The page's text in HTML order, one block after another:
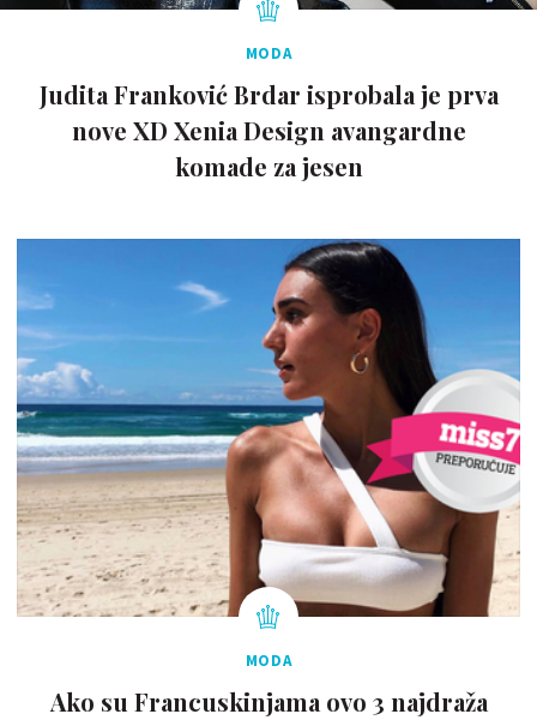
MODA
Judita Franković Brdar isprobala je prva
nove XD Xenia Design avangardne
komade za jesen
MODA
Ako su Francuskinjama ovo 3 najdraža